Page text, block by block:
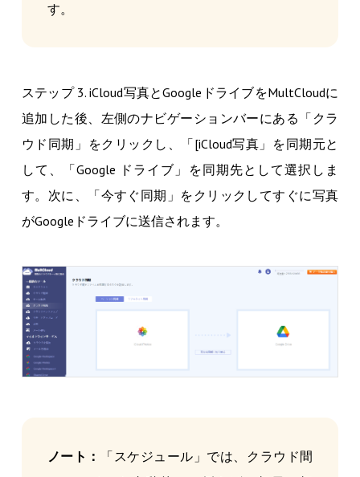
す。
ステップ 3. iCloud写真とGoogleドライブをMultCloudに
追加した後、左側のナビゲーションバーにある「クラ
ウド同期」をクリックし、「[iCloud写真」を同期元と
して、「Google ドライブ」を同期先として選択しま
す。次に、「今すぐ同期」をクリックしてすぐに写真
がGoogleドライブに送信されます。
ノート：
「スケジュール」では、クラウド間